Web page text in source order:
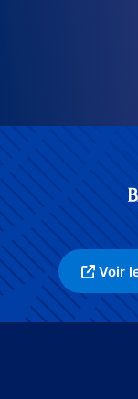
Voir